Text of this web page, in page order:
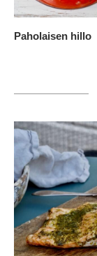
Paholaisen hillo